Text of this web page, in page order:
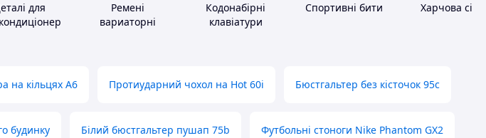
для
Ремені
вариаторні
Кодонабірні
клавіатури
Спортивні бити Харчова сіль
на кільцях А6 Протиударний чохол на Hot 60i Бюстгальтер без кісточок 95с
будинку Білий бюстгальтер пушап 75b Футбольні стоноги Nike Phantom GX2